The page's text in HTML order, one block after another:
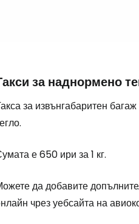
за наднормено
за извънгабаритен
е 650 ири за 1 кг.
да добавите
чрез уебсайта на